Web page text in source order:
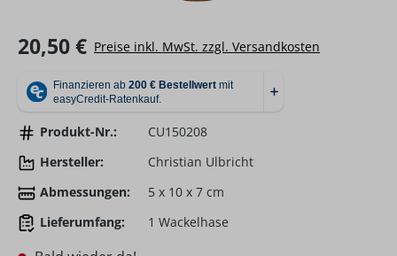
Regulärer Preis:
20,50 € Preise inkl. MwSt. zzgl. Versandkosten
Produkt-Nr.:
CU150208
Hersteller:
Christian Ulbricht
Abmessungen:
5 x 10 x 7 cm
Lieferumfang:
1 Wackelhase